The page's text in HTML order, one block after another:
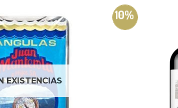
EXISTENCIAS
10%